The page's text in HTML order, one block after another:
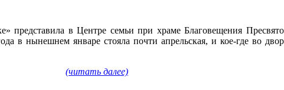
представила в Центре семьи при храме Благовещения
в нынешнем январе стояла почти апрельская, и кое-где во
(читать далее)